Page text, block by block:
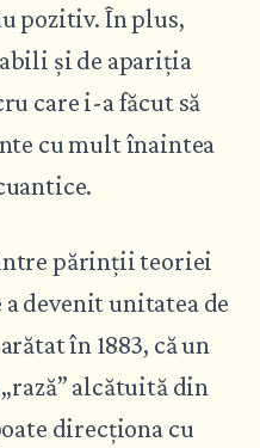
pozitiv. În plus,
și de apariția
care i-a făcut să
cu mult înaintea
părinții teoriei
devenit unitatea de
în 1883, că un
alcătuită din
direcționa cu